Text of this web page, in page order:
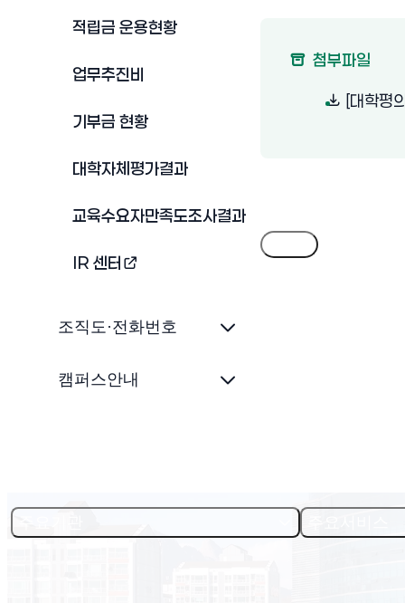
적립금 운용현황
업무추진비
기부금 현황
대학자체평가결과
교육수요자만족도조사결과
IR 센터
(새 창 열림)
조직도·전화번호
캠퍼스안내
첨부파일
[대학평